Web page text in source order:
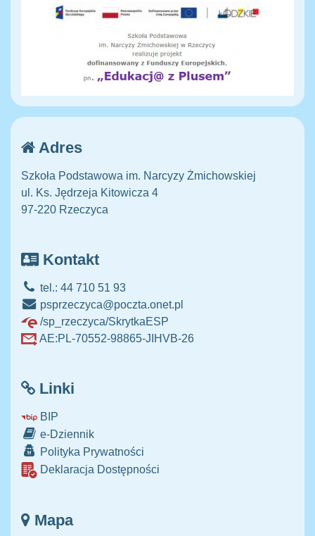
Adres
Szkoła Podstawowa im. Narcyzy Żmichowskiej
ul. Ks. Jędrzeja Kitowicza 4
97-220 Rzeczyca
Kontakt
tel.: 44 710 51 93
psprzeczyca@poczta.onet.pl
/sp_rzeczyca/SkrytkaESP
AE:PL-70552-98865-JIHVB-26
Linki
BIP
e-Dziennik
Polityka Prywatności
Deklaracja Dostępności
Mapa